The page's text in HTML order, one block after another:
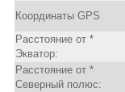
Координаты GPS
Расстояние от *
Экватор:
Расстояние от *
Северный полюс: